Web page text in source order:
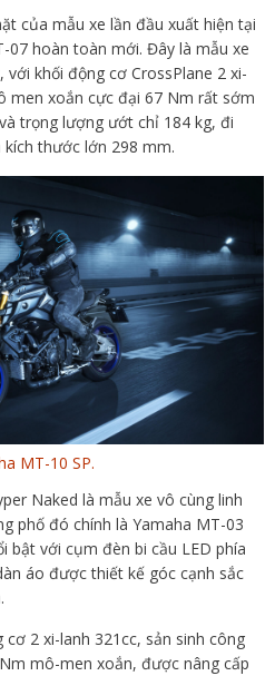
của mẫu xe lần đầu xuất hiện tại
07 hoàn toàn mới. Đây là mẫu xe
khối động cơ CrossPlane 2 xi-
men xoắn cực đại 67 Nm rất sớm
trọng lượng ướt chỉ 184 kg, đi
thước lớn 298 mm.
MT-10 SP.
Naked là mẫu xe vô cùng linh
phố đó chính là Yamaha MT-03
bật với cụm đèn bi cầu LED phía
áo được thiết kế góc cạnh sắc
2 xi-lanh 321cc, sản sinh công
mô-men xoắn, được nâng cấp